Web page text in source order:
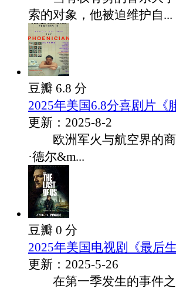
索的对象，他被迫维护自...
豆瓣 6.8 分
2025年美国6.8分喜剧片《
更新：2025-8-2
欧洲军火与航空界的商
·德尔&m...
豆瓣 0 分
2025年美国电视剧《最后
更新：2025-5-26
在第一季发生的事件之